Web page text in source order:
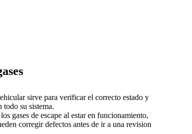
sirve para verificar el correcto estado y
su sistema.
gases de escape al estar en funcionamiento,
corregir defectos antes de ir a una revision